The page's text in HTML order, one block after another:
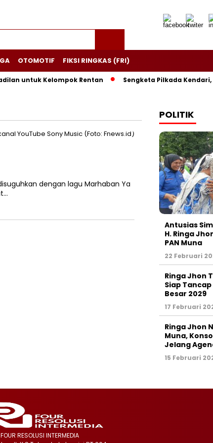
OTOMOTIF FIKSI RINGKAS (FRI)
untuk Kelompok Rentan Sengketa Pilkada Kendari,
dengan lagu Marhaban Ya
POLITIK
Antusias
H. Ringa
PAN Muna
22 Februari
Ringa Jhon
Siap
Besar 2029
17 Februari
Ringa Jhon
Muna,
Jelang
15 Februari
RESOLUSI INTERMEDIA